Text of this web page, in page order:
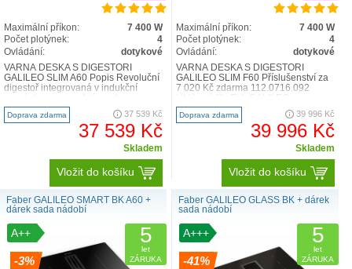
Maximální příkon:
7 400 W
Počet plotýnek:
4
Ovládání:
dotykové
VARNÁ DESKA S DIGESTOŘÍ
GALILEO SLIM A60 Popis Revoluční
digestoř integrovaná v indukční
přednostmi. Je téměř nevi..
Doprava zdarma 37 539 Kč
37 539 Kč
Skladem
Vložit do košíku
Maximální příkon:
7 400 W
Počet plotýnek:
4
Ovládání:
dotykové
VARNÁ DESKA S DIGESTOŘÍ
GALILEO SLIM F60 Příslušenství za
7 020 Kč zdarma 112.0716.092
133.0713.708 Nátrubek pro za..
Doprava zdarma 39 996 Kč
39 996 Kč
Skladem
Vložit do košíku
Faber GALILEO SMART BK A60 +
dárek sada nádobí
A++
-3%
5
let
ZÁRUKA
Faber GALILEO GLASS BK + dárek
sada nádobí
A+++
-41%
5
let
ZÁRUKA